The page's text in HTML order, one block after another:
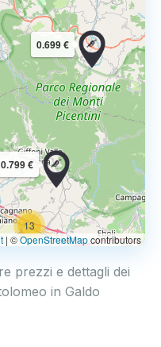
13
0.799 €
0.699 €
| ©OpenStreetMapcontributors
prezzi e dettagli dei
in Galdo